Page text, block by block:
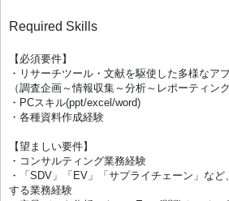
Required Skills
【必須要件】
・リサーチツール・文献を駆使した多様なア
（調査企画～情報収集～分析～レポーティング
・PCスキル(ppt/excel/word)
・各種資料作成経験
【望ましい要件】
・コンサルティング業務経験
・「SDV」「EV」「サプライチェーン」な
する業務経験